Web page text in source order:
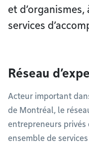
et
services
Réseau
Acteur important
de Montréal, le
entrepreneurs privés
ensemble de